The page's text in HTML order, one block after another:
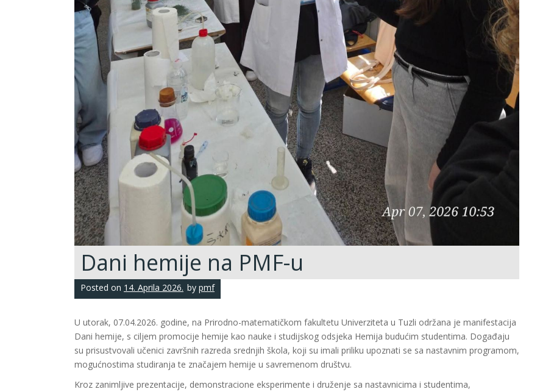
Dani hemije na PMF-u
Posted on 14. Aprila 2026. by pmf
U utorak, 07.04.2026. godine, na Prirodno-matematičkom fakultetu Univerziteta u Tuzli održana je manifestacija
Dani hemije, s ciljem promocije hemije kao nauke i studijskog odsjeka Hemija budućim studentima. Događaju
su prisustvovali učenici završnih razreda srednjih škola, koji su imali priliku upoznati se sa nastavnim programom,
mogućnostima studiranja te značajem hemije u savremenom društvu.
Kroz zanimljive prezentacije, demonstracione eksperimente i druženje sa nastavnicima i studentima,